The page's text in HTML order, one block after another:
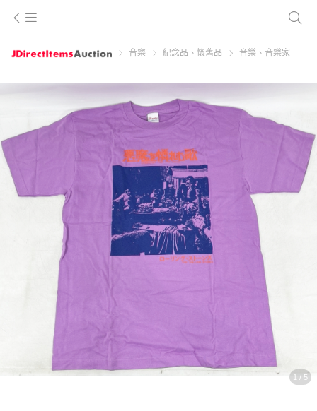
音樂 紀念品、懷舊品 音樂、音樂家
1 / 5